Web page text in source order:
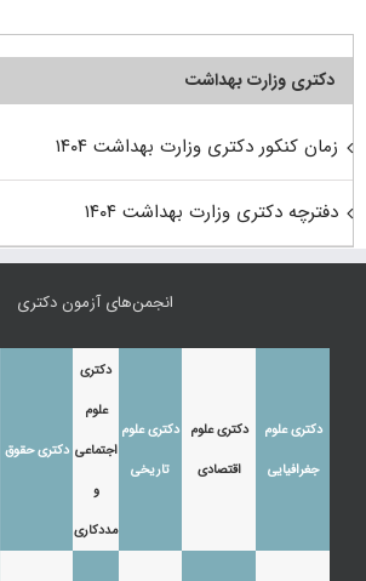
دکتری وزارت بهداشت
زمان کنکور دکتری وزارت بهداشت ۱۴۰۴
دفترچه دکتری وزارت بهداشت ۱۴۰۴
انجمن‌های آزمون دکتری
دکتری علوم
جغرافیایی
دکتری علوم
اقتصادی
دکتری علوم
تاریخی
دکتری
علوم
اجتماعی
و
مددکاری
دکتری حقوق